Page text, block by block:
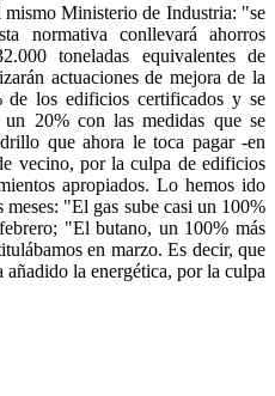
mismo Ministerio de Industria: "se
normativa conllevará ahorros
toneladas equivalentes de
actuaciones de mejora de la
de los edificios certificados y se
20% con las medidas que se
que ahora le toca pagar -en
vecino, por la culpa de edificios
apropiados. Lo hemos ido
"El gas sube casi un 100%
"El butano, un 100% más
en marzo. Es decir, que
la energética, por la culpa